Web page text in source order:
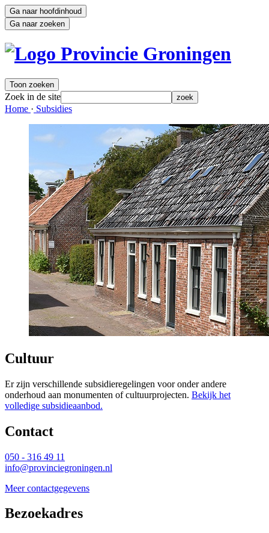
Ga naar hoofdinhoud
Ga naar zoeken
Toon zoeken
Zoek in de site zoek
Home · Subsidies
Cultuur
Er zijn verschillende subsidieregelingen voor onder andere
onderhoud aan monumenten of cultuurprojecten. Bekijk het
volledige subsidieaanbod.
Contact
050 - 316 49 11
info@provinciegroningen.nl
Meer contactgegevens
Bezoekadres